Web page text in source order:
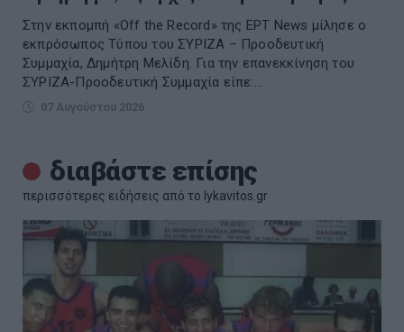
Στην εκπομπή «Off the Record» της ΕΡΤ News μίλησε ο
εκπρόσωπος Τύπου του ΣΥΡΙΖΑ – Προοδευτική
Συμμαχία, Δημήτρη Μελίδη. Για την επανεκκίνηση του
ΣΥΡΙΖΑ-Προοδευτική Συμμαχία είπε:...
07 Αυγούστου 2026
διαβάστε επίσης
περισσότερες ειδήσεις από το lykavitos.gr